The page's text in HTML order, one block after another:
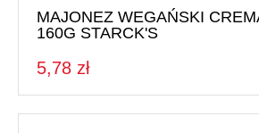
MAJONEZ WEGAŃSKI
160G STARCK'S
5,78 zł